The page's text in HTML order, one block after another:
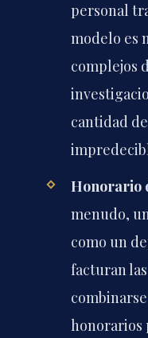
personal
modelo es
complejos
cantidad
Honorario
menudo,
como un
facturan
honorarios